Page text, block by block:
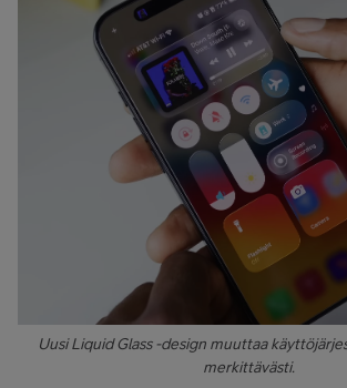
Uusi Liquid Glass -design muuttaa
merkittävästi.